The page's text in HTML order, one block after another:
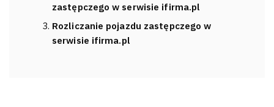
zastępczego w serwisie ifirma.pl
Rozliczanie pojazdu zastępczego w
serwisie ifirma.pl